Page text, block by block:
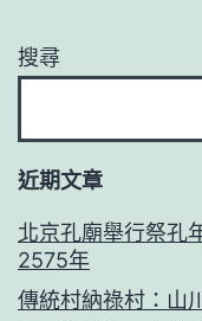
搜尋
近期文章
北京孔廟舉行祭孔
2575年
傳統村納祿村：山